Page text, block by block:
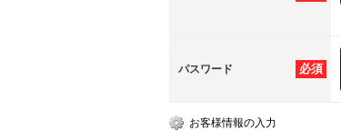
必須
パスワード
お客様情報の入力